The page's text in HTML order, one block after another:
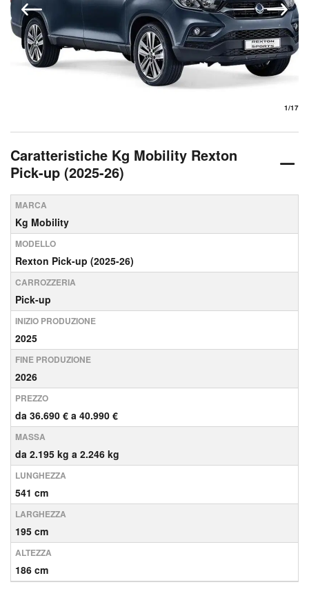
1/17
Caratteristiche Kg Mobility Rexton
Pick-up (2025-26)
MARCA
Kg Mobility
MODELLO
Rexton Pick-up (2025-26)
CARROZZERIA
Pick-up
INIZIO PRODUZIONE
2025
FINE PRODUZIONE
2026
PREZZO
da 36.690 € a 40.990 €
MASSA
da 2.195 kg a 2.246 kg
LUNGHEZZA
541 cm
LARGHEZZA
195 cm
ALTEZZA
186 cm